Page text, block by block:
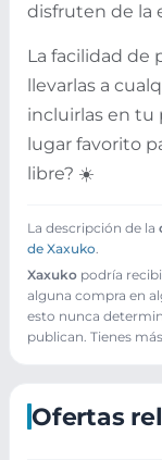
disfruten de la
La facilidad de
llevarlas a
incluirlas en tu
lugar favorito
libre? ☀️
La descripción de la
de Xaxuko.
Xaxuko podría
alguna compra en
esto nunca
publican. Tienes
Ofertas